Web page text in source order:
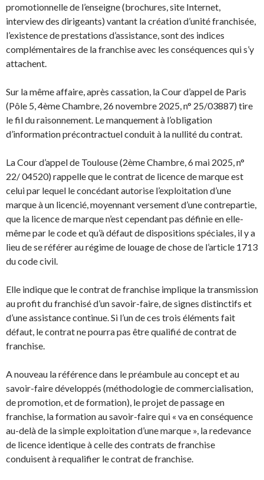
promotionnelle de l’enseigne (brochures, site Internet,
interview des dirigeants) vantant la création d’unité franchisée,
l’existence de prestations d’assistance, sont des indices
complémentaires de la franchise avec les conséquences qui s’y
attachent.
Sur la même affaire, après cassation, la Cour d’appel de Paris
(Pôle 5, 4ème Chambre, 26 novembre 2025, n° 25/03887) tire
le fil du raisonnement. Le manquement à l’obligation
d’information précontractuel conduit à la nullité du contrat.
La Cour d’appel de Toulouse (2ème Chambre, 6 mai 2025, n°
22/ 04520) rappelle que le contrat de licence de marque est
celui par lequel le concédant autorise l’exploitation d’une
marque à un licencié, moyennant versement d’une contrepartie,
que la licence de marque n’est cependant pas définie en elle-
même par le code et qu’à défaut de dispositions spéciales, il y a
lieu de se référer au régime de louage de chose de l’article 1713
du code civil.
Elle indique que le contrat de franchise implique la transmission
au profit du franchisé d’un savoir-faire, de signes distinctifs et
d’une assistance continue. Si l’un de ces trois éléments fait
défaut, le contrat ne pourra pas être qualifié de contrat de
franchise.
A nouveau la référence dans le préambule au concept et au
savoir-faire développés (méthodologie de commercialisation,
de promotion, et de formation), le projet de passage en
franchise, la formation au savoir-faire qui « va en conséquence
au-delà de la simple exploitation d’une marque », la redevance
de licence identique à celle des contrats de franchise
conduisent à requalifier le contrat de franchise.